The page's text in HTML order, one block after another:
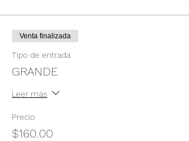
Venta finalizada
Tipo de entrada
GRANDE
Leer más
Precio
$160.00